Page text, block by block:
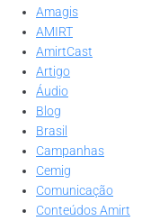
Amagis
AMIRT
AmirtCast
Artigo
Áudio
Blog
Brasil
Campanhas
Cemig
Comunicação
Conteúdos Amirt